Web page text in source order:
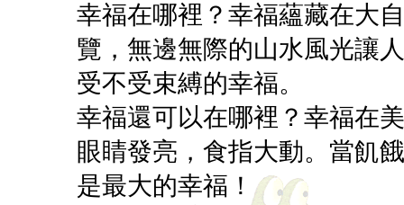
幸福在哪裡？幸福蘊藏在大
覽，無邊無際的山水風光讓
受不受束縛的幸福。
幸福還可以在哪裡？幸福在
眼睛發亮，食指大動。當飢
是最大的幸福！